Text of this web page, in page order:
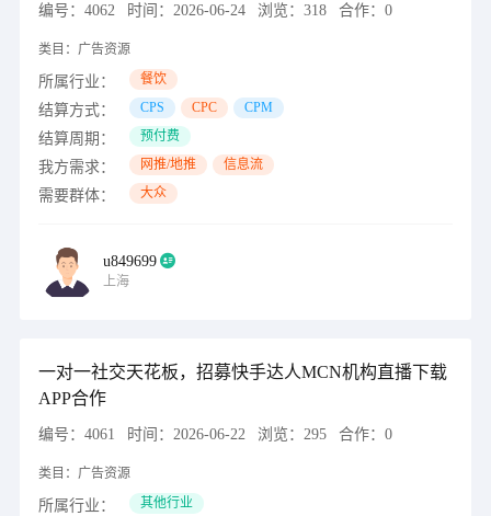
编号： 4062 时间： 2026-06-24 浏览： 318 合作： 0
类目： 广告资源
所属行业： 餐饮
结算方式： CPS CPC CPM
结算周期： 预付费
我方需求： 网推/地推 信息流
需要群体： 大众
u849699
上海
一对一社交天花板，招募快手达人MCN机构直播下载
APP合作
编号： 4061 时间： 2026-06-22 浏览： 295 合作： 0
类目： 广告资源
所属行业： 其他行业